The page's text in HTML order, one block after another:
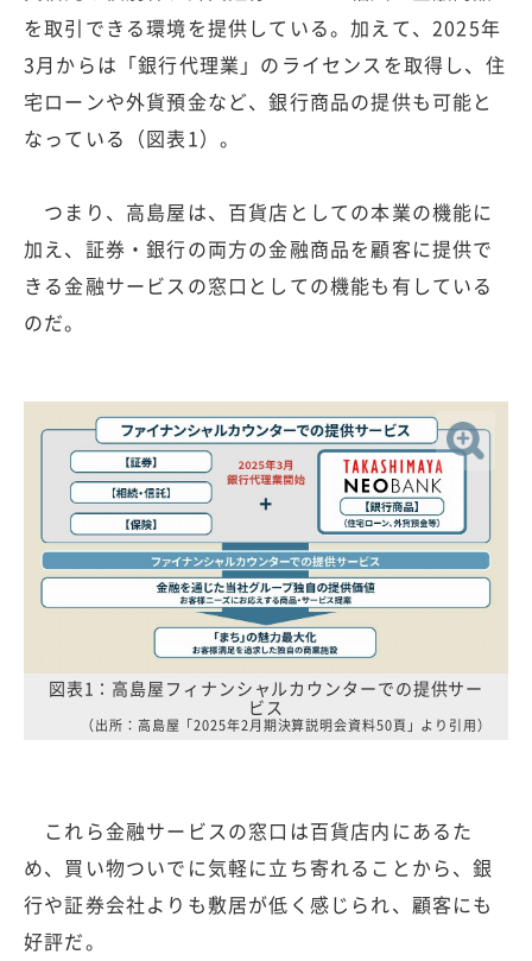
を取引できる環境を提供している。加えて、2025年
3月からは「銀行代理業」のライセンスを取得し、住
宅ローンや外貨預金など、銀行商品の提供も可能と
なっている（図表1）。
つまり、高島屋は、百貨店としての本業の機能に
加え、証券・銀行の両方の金融商品を顧客に提供で
きる金融サービスの窓口としての機能も有している
のだ。
図表1：高島屋フィナンシャルカウンターでの提供サー
ビス
（出所：高島屋「2025年2月期決算説明会資料50頁」より引用）
これら金融サービスの窓口は百貨店内にあるた
め、買い物ついでに気軽に立ち寄れることから、銀
行や証券会社よりも敷居が低く感じられ、顧客にも
好評だ。